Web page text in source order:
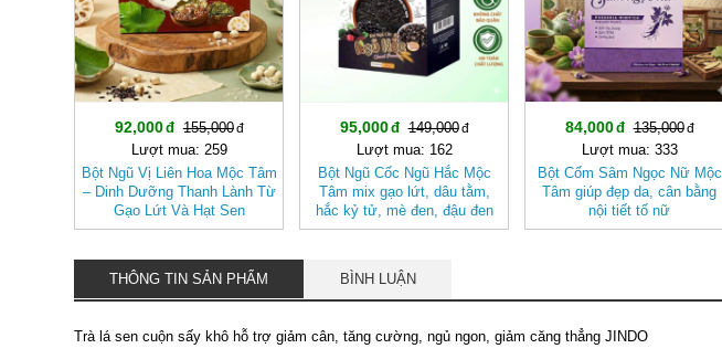
92,000
155,000
Lượt mua: 259
Bột Ngũ Vị Liên Hoa Mộc Tâm
– Dinh Dưỡng Thanh Lành Từ
Gạo Lứt Và Hạt Sen
95,000
149,000
Lượt mua: 162
Bột Ngũ Cốc Ngũ Hắc Mộc
Tâm mix gạo lứt, dâu tằm,
hắc kỷ tử, mè đen, đậu đen
84,000
135,000
Lượt mua: 333
Bột Cốm Sâm Ngọc Nữ Mộc
Tâm giúp đẹp da, cân bằng
nội tiết tố nữ
THÔNG TIN SẢN PHẨM BÌNH LUẬN
Trà lá sen cuộn sấy khô hỗ trợ giảm cân, tăng cường, ngủ ngon, giảm căng thẳng JINDO